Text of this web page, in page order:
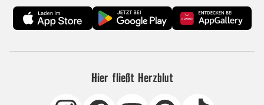
Hier fließt Herzblut